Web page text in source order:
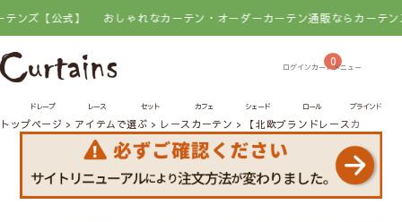
】 おしゃれなカーテン・オーダーカーテン通販ならカーテンズ【公式】
0
ドレープ レース セット カフェ シェード ロール ブラインド
トップページ アイテムで選ぶ レースカーテン 【北欧ブランドレースカーテン